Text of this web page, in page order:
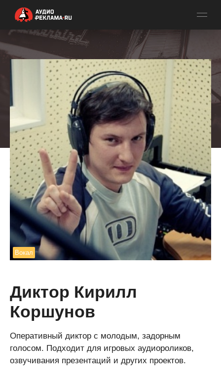
Вокал
Диктор Кирилл
Коршунов
Оперативный диктор с молодым, задорным
голосом. Подходит для игровых аудиороликов,
озвучивания презентаций и других проектов.